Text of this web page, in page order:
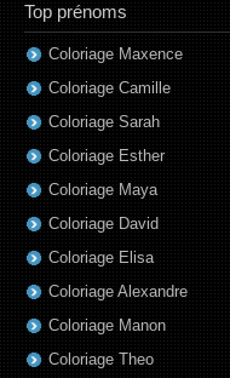
Top prénoms
Coloriage Maxence
Coloriage Camille
Coloriage Sarah
Coloriage Esther
Coloriage Maya
Coloriage David
Coloriage Elisa
Coloriage Alexandre
Coloriage Manon
Coloriage Theo